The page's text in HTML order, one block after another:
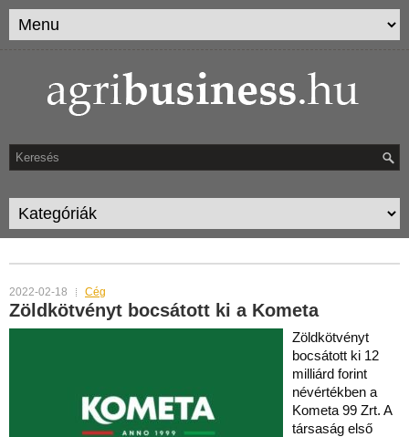
2022-02-18 Cég
Zöldkötvényt bocsátott ki a Kometa
Zöldkötvényt
bocsátott ki 12
milliárd forint
névértékben a
Kometa 99 Zrt. A
társaság első